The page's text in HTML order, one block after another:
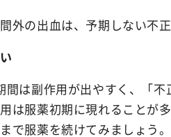
外の出血は、予期しない不
は副作用が出やすく、「
は服薬初期に現れることが
で服薬を続けてみましょう。